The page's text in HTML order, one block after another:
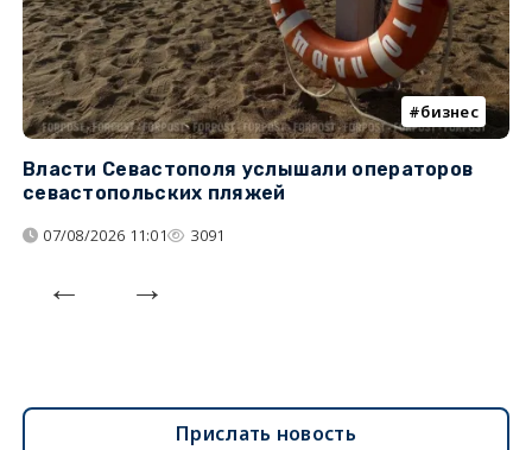
бизнес
Власти Севастополя услышали операторов
севастопольских пляжей
07/08/2026 11:01 3091
Прислать новость